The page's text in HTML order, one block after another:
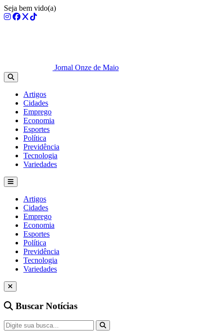
Seja bem vido(a)
Jornal Onze de Maio
Artigos
Cidades
Emprego
Economia
Esportes
Política
Previdência
Tecnologia
Variedades
Artigos
Cidades
Emprego
Economia
Esportes
Política
Previdência
Tecnologia
Variedades
Buscar Notícias